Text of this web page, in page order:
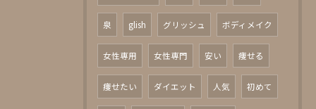
泉 glish グリッシュ ボディメイク
女性専用 女性専門 安い 痩せる
痩せたい ダイエット 人気 初めて